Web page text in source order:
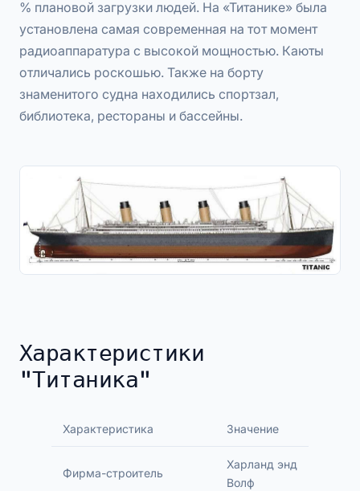
% плановой загрузки людей. На «Титанике» была
установлена самая современная на тот момент
радиоаппаратура с высокой мощностью. Каюты
отличались роскошью. Также на борту
знаменитого судна находились спортзал,
библиотека, рестораны и бассейны.
Характеристики
"Титаника"
Характеристика Значение
Фирма-строитель
Харланд энд
Волф